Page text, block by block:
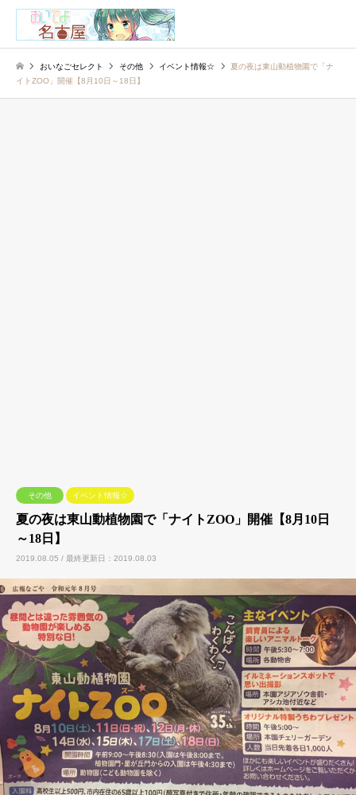
おいなごセレクト その他 イベント情報☆
夏の夜は東山動植物園で「ナ
イトZOO」開催【8月10日～18日】
その他 イベント情報☆
夏の夜は東山動植物園で「ナイトZOO」開催【8月10日
～18日】
2019.08.05 / 最終更新日：2019.08.03